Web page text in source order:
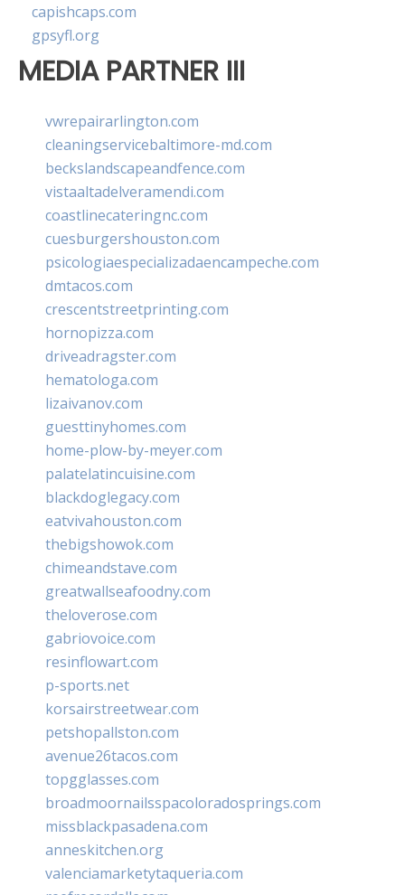
capishcaps.com
gpsyfl.org
MEDIA PARTNER III
vwrepairarlington.com
cleaningservicebaltimore-md.com
beckslandscapeandfence.com
vistaaltadelveramendi.com
coastlinecateringnc.com
cuesburgershouston.com
psicologiaespecializadaencampeche.com
dmtacos.com
crescentstreetprinting.com
hornopizza.com
driveadragster.com
hematologa.com
lizaivanov.com
guesttinyhomes.com
home-plow-by-meyer.com
palatelatincuisine.com
blackdoglegacy.com
eatvivahouston.com
thebigshowok.com
chimeandstave.com
greatwallseafoodny.com
theloverose.com
gabriovoice.com
resinflowart.com
p-sports.net
korsairstreetwear.com
petshopallston.com
avenue26tacos.com
topgglasses.com
broadmoornailsspacoloradosprings.com
missblackpasadena.com
anneskitchen.org
valenciamarketytaqueria.com